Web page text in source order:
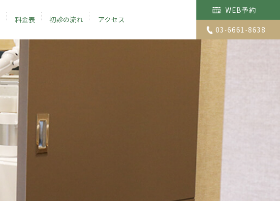
WEB予約
03-6661-8638
料金表 初診の流れ アクセス